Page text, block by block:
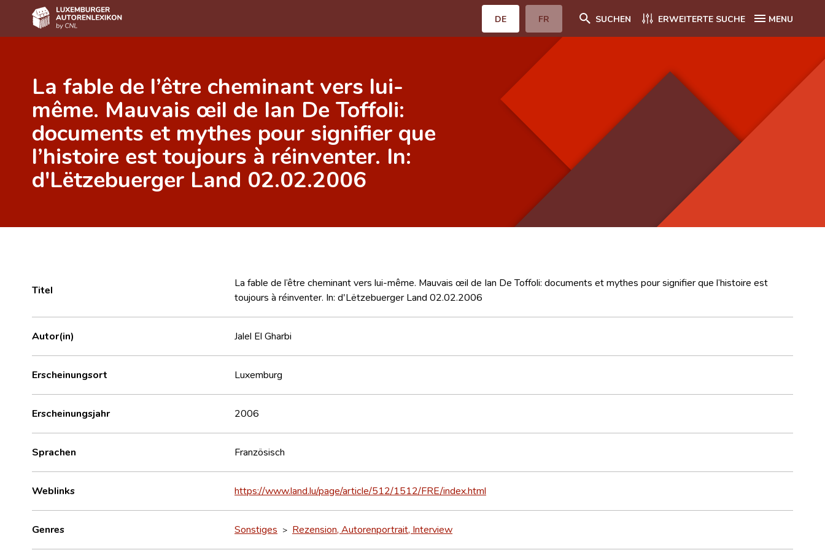
DE FR SUCHEN ERWEITERTE SUCHE MENU
Autor(inn)en A-Z
Erweiterte Suche
Häufige Fragen und Antworten
CNL
Forschungsgruppe
La fable de l’être cheminant vers lui-
même. Mauvais œil de Ian De Toffoli:
documents et mythes pour signifier que
l’histoire est toujours à réinventer. In:
d'Lëtzebuerger Land 02.02.2006
Titel
La fable de l’être cheminant vers lui-même. Mauvais œil de Ian De Toffoli: documents et mythes pour signifier que l’histoire est
toujours à réinventer. In: d'Lëtzebuerger Land 02.02.2006
Autor(in) Jalel El Gharbi
Erscheinungsort Luxemburg
Erscheinungsjahr 2006
Sprachen Französisch
Weblinks https://www.land.lu/page/article/512/1512/FRE/index.html
Genres Sonstiges > Rezension, Autorenportrait, Interview